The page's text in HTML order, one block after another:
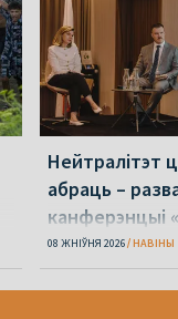
Нейтралітэт
абраць –
канферэнцыі
08 ЖНІЎНЯ 2026 НАВІНЫ